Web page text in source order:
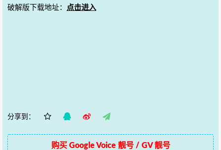
破解版下载地址： 点击进入
分享到：
购买 Google Voice 靓号 / GV 靓号